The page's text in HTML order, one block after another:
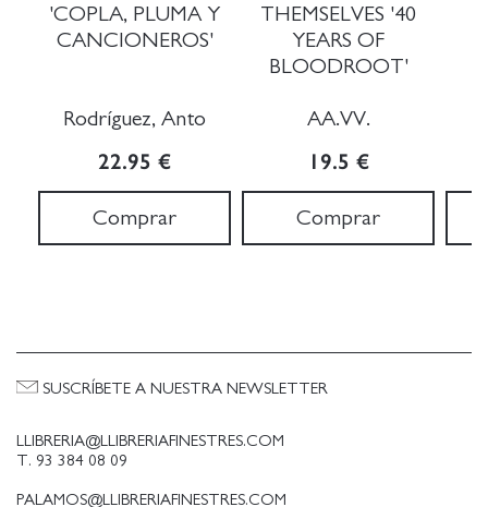
'COPLA, PLUMA Y
CANCIONEROS'
Rodríguez, Anto
22.95 €
Comprar
THEMSELVES '40
YEARS OF
BLOODROOT'
AA.VV.
19.5 €
Comprar
LLIBRERIA@LLIBRERIAFINESTRES.COM
T. 93 384 08 09
PALAMOS@LLIBRERIAFINESTRES.COM
SUSCRÍBETE A NUESTRA NEWSLETTER